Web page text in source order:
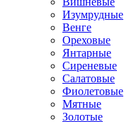
Изумрудные
Венге
Ореховые
Янтарные
Сиреневые
Салатовые
Фиолетовые
Мятные
Золотые